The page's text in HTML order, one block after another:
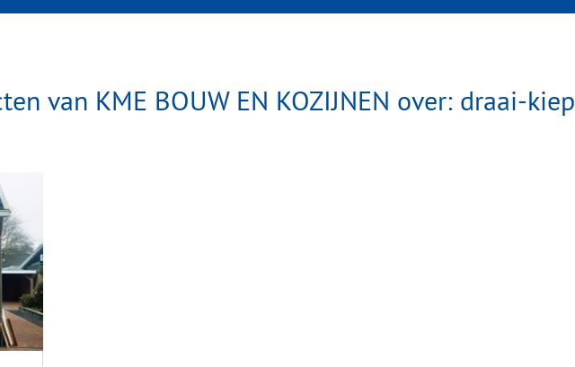
van KME BOUW EN KOZIJNEN over: draai-kiep